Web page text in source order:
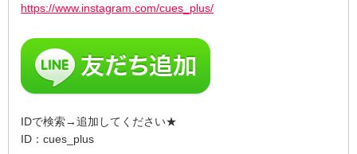
https://www.instagram.com/cues_plus/
IDで検索→追加してください★
ID：cues_plus